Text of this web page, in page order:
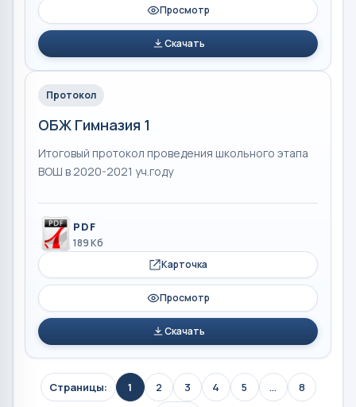
Просмотр
Скачать
Протокол
ОБЖ Гимназия 1
Итоговый протокол проведения школьного этапа
ВОШ в 2020-2021 уч.году
PDF
189 Кб
Карточка
Просмотр
Скачать
Страницы: 1 2 3 4 5 ...
8